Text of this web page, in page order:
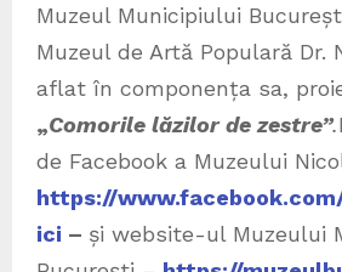
Muzeul Municipiului
Muzeul de Artă Populară Dr.
aflat în componența sa,
„Comorile lăzilor de zestre”.
de Facebook a Muzeului
https://
ici – și website-ul Muzeului